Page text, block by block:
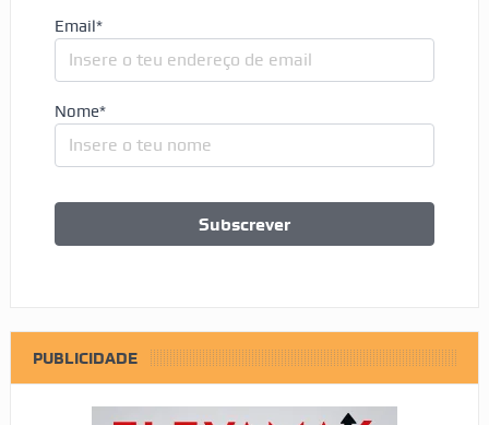
Email*
Nome*
PUBLICIDADE